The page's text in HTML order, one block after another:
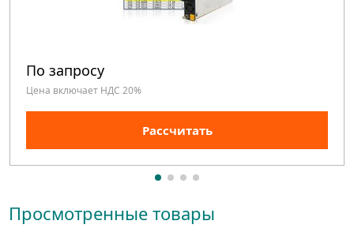
По запросу
Цена включает НДС 20%
Рассчитать
Просмотренные товары